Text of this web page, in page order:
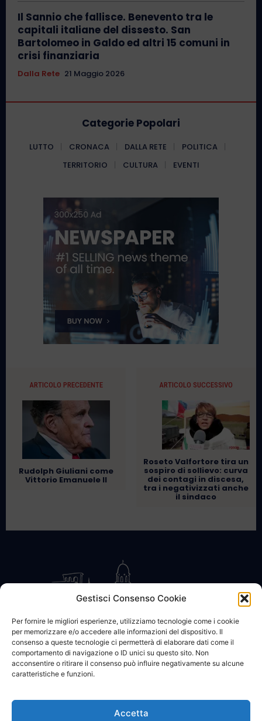
Gestisci Consenso Cookie
Per fornire le migliori esperienze, utilizziamo tecnologie come i cookie
per memorizzare e/o accedere alle informazioni del dispositivo. Il
consenso a queste tecnologie ci permetterà di elaborare dati come il
comportamento di navigazione o ID unici su questo sito. Non
acconsentire o ritirare il consenso può influire negativamente su alcune
caratteristiche e funzioni.
Accetta
Il Sannio che fallisce. Benevento tra le
capitali italiane del dissesto. San
Bartolomeo in Galdo ed altri 15 comuni in
crisi finanziaria
Dalla Rete 21 Maggio 2026
Categorie Popolari
LUTTO CRONACA DALLA RETE
POLITICA
TERRITORIO
CULTURA EVENTI
ARTICOLO PRECEDENTE
Rudolph Giuliani come
Vittorio Emanuele II
ARTICOLO SUCCESSIVO
Roseto Valfortore tira un
sospiro di sollievo: curva
dei contagi in discesa,
tra i negativizzati anche
il sindaco
CONTATTACI COOKIE POLICY PRIVACY